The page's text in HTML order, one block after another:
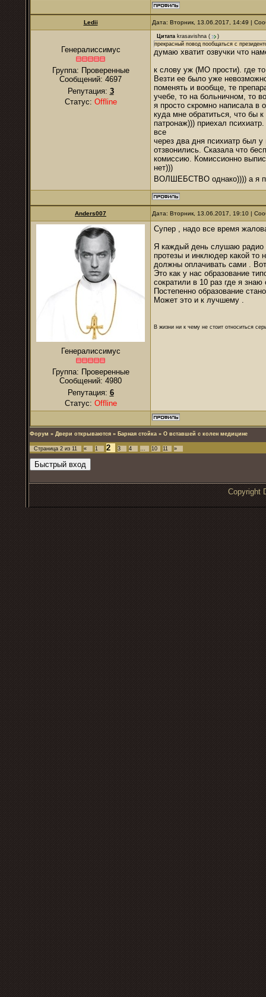
Ledii Дата: Вторник, 13.06.2017, 14:49 |
Генералиссимус
Группа: Проверенные
Сообщений: 4697
Репутация: 3
Статус: Offline
Цитата krasavishna (
)
прекрасный повод пообщаться с
думаю хватит озвучки что
к слову уж (МО прости). где
Везти ее было уже
поменять и вообще, те
учебе, то на больничном, то
я просто скромно написала в
куда мне обратиться, что бы
патронаж))) приехал
все
через два дня психиатр был
отзвонились. Сказала что
комиссию. Комиссионно
нет)))
ВОЛШЕБСТВО однако)))) а я
Anders007 Дата: Вторник, 13.06.2017, 19:10 |
Генералиссимус
Группа: Проверенные
Сообщений: 4980
Репутация: 6
Статус: Offline
Супер , надо все время
Я каждый день слушаю радио
протезы и инклюдер какой то
должны оплачивать сами .
Это как у нас образование
сократили в 10 раз где я
Постепенно образование
Может это и к лучшему .
В жизни ни к чему не стоит относиться
Форум » Двери открываются » Барная стойка » О вставшей с колен медицине
Страница 2 из 11 « 1 2 3 4 … 10 11 »
Copyright